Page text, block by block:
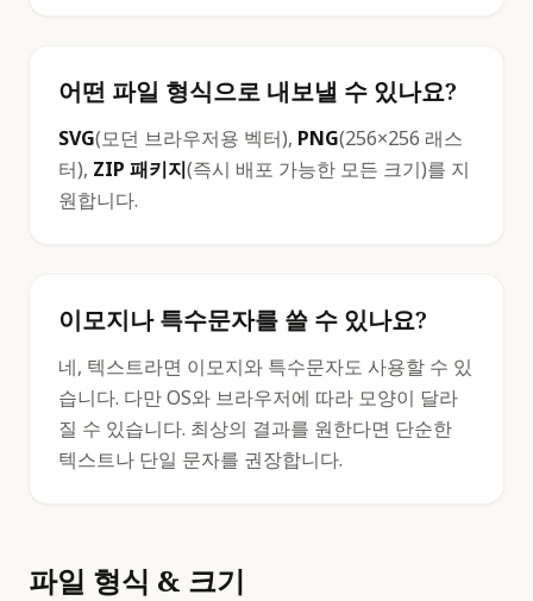
어떤 파일 형식으로 내보낼 수 있나요?
SVG(모던 브라우저용 벡터), PNG(256×256 래스
터), ZIP 패키지(즉시 배포 가능한 모든 크기)를 지
원합니다.
이모지나 특수문자를 쓸 수 있나요?
네, 텍스트라면 이모지와 특수문자도 사용할 수 있
습니다. 다만 OS와 브라우저에 따라 모양이 달라
질 수 있습니다. 최상의 결과를 원한다면 단순한
텍스트나 단일 문자를 권장합니다.
파일 형식 & 크기